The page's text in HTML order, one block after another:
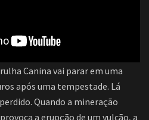
Canina vai parar em uma
após uma tempestade. Lá
Quando a mineração
a erupção de um vulcão, a